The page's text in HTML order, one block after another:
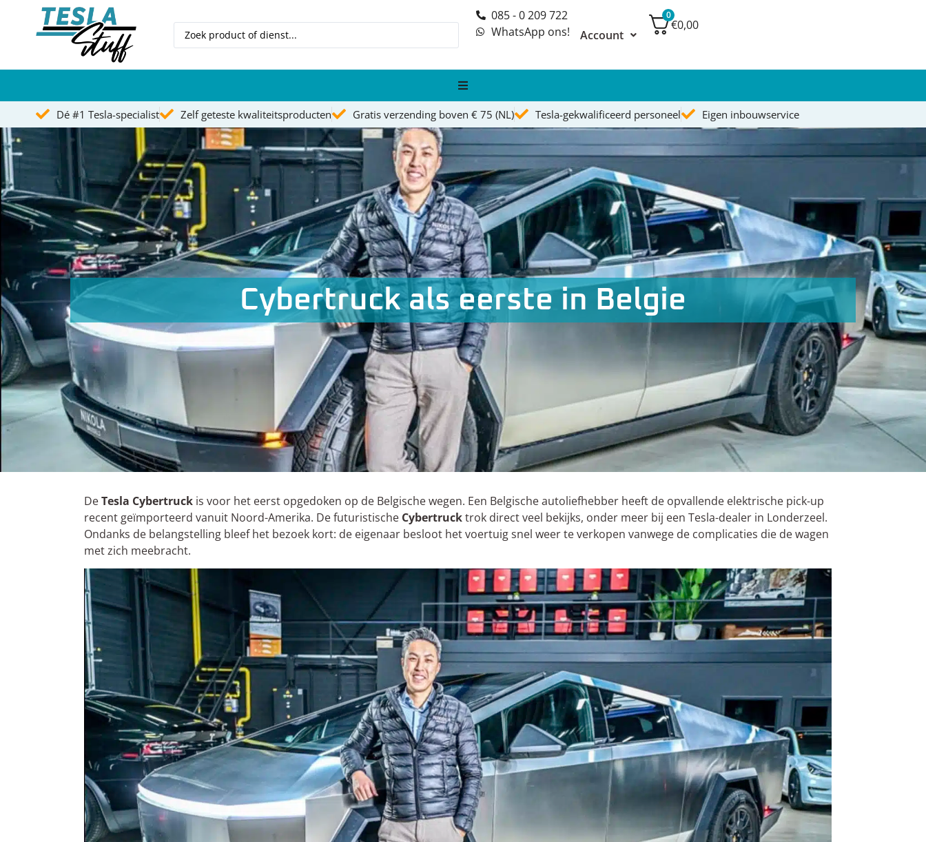
085 - 0 209 722
WhatsApp ons!
Account
0
€0,00
Model S
Model 3
Model X
Model Y
Tesla wrappen
Blog
Over ons
Contact
Dé #1 Tesla-specialist Zelf geteste kwaliteitsproducten Gratis verzending boven € 75 (NL) Tesla-gekwalificeerd personeel Eigen inbouwservice
Cybertruck als eerste in Belgie
DeTesla Cybertruck is voor het eerst opgedoken op de Belgische wegen. Een Belgische autoliefhebber heeft de opvallende elektrische pick-up
recent geïmporteerd vanuit Noord-Amerika. De futuristische Cybertrucktrok direct veel bekijks, onder meer bij een Tesla-dealer in Londerzeel.
Ondanks de belangstelling bleef het bezoek kort: de eigenaar besloot het voertuig snel weer te verkopen vanwege de complicaties die de wagen
met zich meebracht.